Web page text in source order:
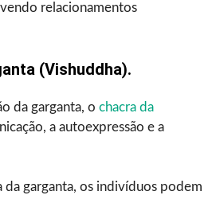
relacionamentos
(Vishuddha).
da garganta, o chacra da
a autoexpressão e a
garganta, os indivíduos podem